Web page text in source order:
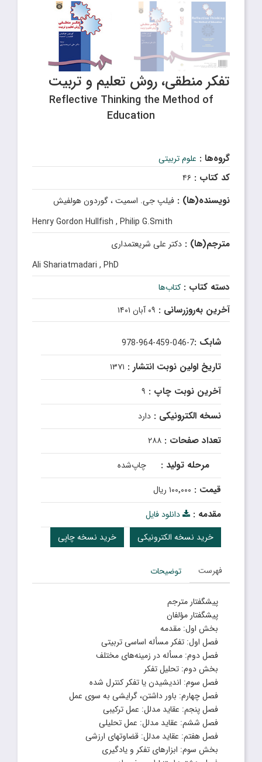
تفکر منطقی، روش تعلیم و تربیت
Reflective Thinking the Method of
Education
گروه‌ها : علوم تربیتی
کد کتاب : ۴۶
نویسنده(ها) : فیلپ جی. اسمیت ، گوردون هولفیش
Henry Gordon Hullfish , Philip G.Smith
مترجم(ها) : دکتر علی شریعتمداری
Ali Shariatmadari , PhD
دسته کتاب : کتاب‌ها
آخرین به‌روزرسانی : ۰۹ آبان ۱۴۰۱
شابک :978-964-459-046-7
تاریخ اولین نوبت انتشار : ۱۳۷۱
آخرین نوبت چاپ : ۹
نسخه الکترونیکی : دارد
تعداد صفحات : ۲۸۸
مرحله تولید : چاپ‌شده
قیمت : ۱۰۰٬۰۰۰ ریال
مقدمه :
دانلود فایل
خرید نسخه چاپی
خرید نسخه الکترونیکی
فهرست توضیحات
پیشگفتار مترجم
پیشگفتار مؤلفان
بخش اول: مقدمه
فصل اول: تفکر مسأله اساسی تربیتی
فصل دوم: مسأله در زمینه‌های مختلف
بخش دوم: تحلیل تفکر
فصل سوم: اندیشیدن یا تفکر کنترل شده
فصل چهارم: باور داشتن، گرایشی به سوی عمل
فصل پنجم: عقاید مدلل: عمل ترکیبی
فصل ششم: عقاید مدلل: عمل تحلیلی
فصل هفتم: عقاید مدلل: قضاوتهای ارزشی
بخش سوم: ابزارهای تفکر و یادگیری